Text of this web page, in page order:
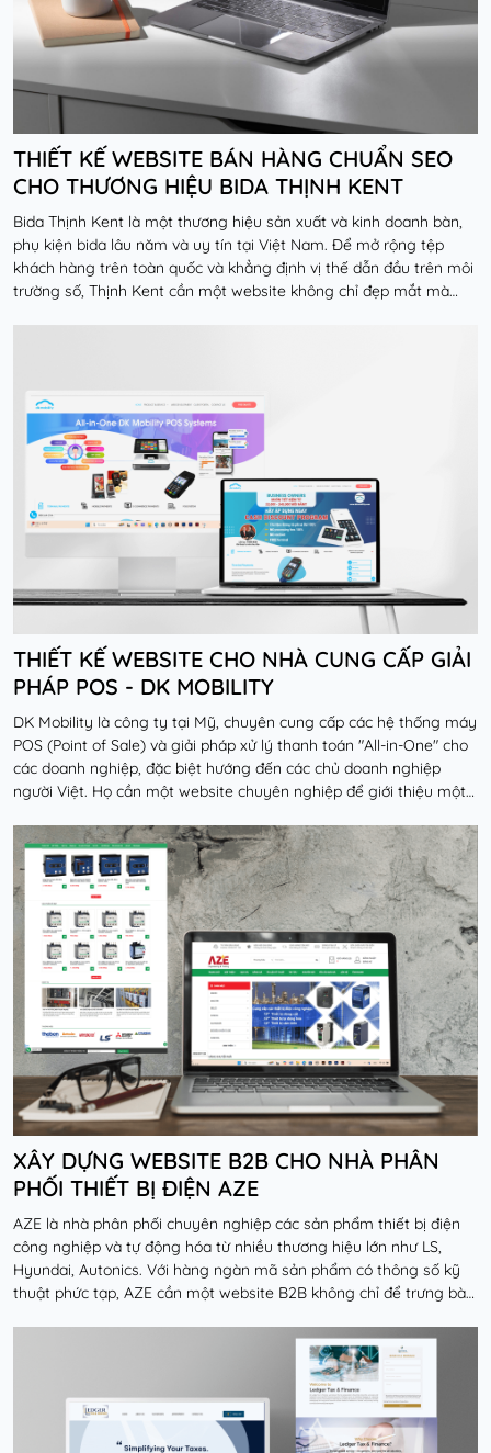
THIẾT KẾ WEBSITE BÁN HÀNG CHUẨN SEO
CHO THƯƠNG HIỆU BIDA THỊNH KENT
Bida Thịnh Kent là một thương hiệu sản xuất và kinh doanh bàn,
phụ kiện bida lâu năm và uy tín tại Việt Nam. Để mở rộng tệp
khách hàng trên toàn quốc và khẳng định vị thế dẫn đầu trên môi
trường số, Thịnh Kent cần một website không chỉ đẹp mắt mà
THIẾT KẾ WEBSITE CHO NHÀ CUNG CẤP GIẢI
PHÁP POS - DK MOBILITY
DK Mobility là công ty tại Mỹ, chuyên cung cấp các hệ thống máy
POS (Point of Sale) và giải pháp xử lý thanh toán "All-in-One" cho
các doanh nghiệp, đặc biệt hướng đến các chủ doanh nghiệp
người Việt. Họ cần một website chuyên nghiệp để giới thiệu một
XÂY DỰNG WEBSITE B2B CHO NHÀ PHÂN
PHỐI THIẾT BỊ ĐIỆN AZE
AZE là nhà phân phối chuyên nghiệp các sản phẩm thiết bị điện
công nghiệp và tự động hóa từ nhiều thương hiệu lớn như LS,
Hyundai, Autonics. Với hàng ngàn mã sản phẩm có thông số kỹ
thuật phức tạp, AZE cần một website B2B không chỉ để trưng bày